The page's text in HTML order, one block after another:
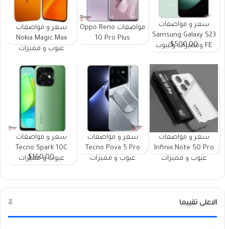
سعر و مواصفات
Samsung Galaxy S23
FE ومميزات وعيوب
$500.00
مواصفات Oppo Reno
10 Pro Plus
سعر و مواصفات
Nokia Magic Max
عيوب و مميزات
سعر و مواصفات
Infinix Note 50 Pro
عيوب و مميزات
سعر و مواصفات
Tecno Pova 5 Pro
عيوب و مميزات
سعر و مواصفات
Tecno Spark 10C
عيوب و مميزات
$160.00
الاعلى تقييما